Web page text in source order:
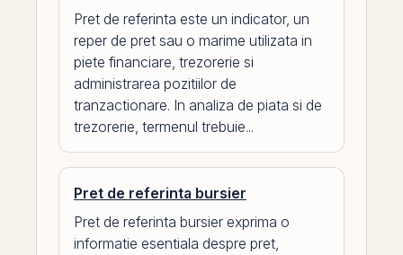
Pret de referinta este un indicator, un
reper de pret sau o marime utilizata in
piete financiare, trezorerie si
administrarea pozitiilor de
tranzactionare. In analiza de piata si de
trezorerie, termenul trebuie...
Pret de referinta bursier
Pret de referinta bursier exprima o
informatie esentiala despre pret,